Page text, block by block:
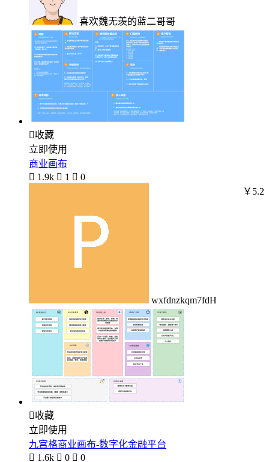
喜欢魏无羡的蓝二哥哥
收藏
立即使用
商业画布
 1.9k  1  0
wxfdnzkqm7fdH
￥5.2
收藏
立即使用
九宫格商业画布-数字化金融平台
 1.6k  0  0